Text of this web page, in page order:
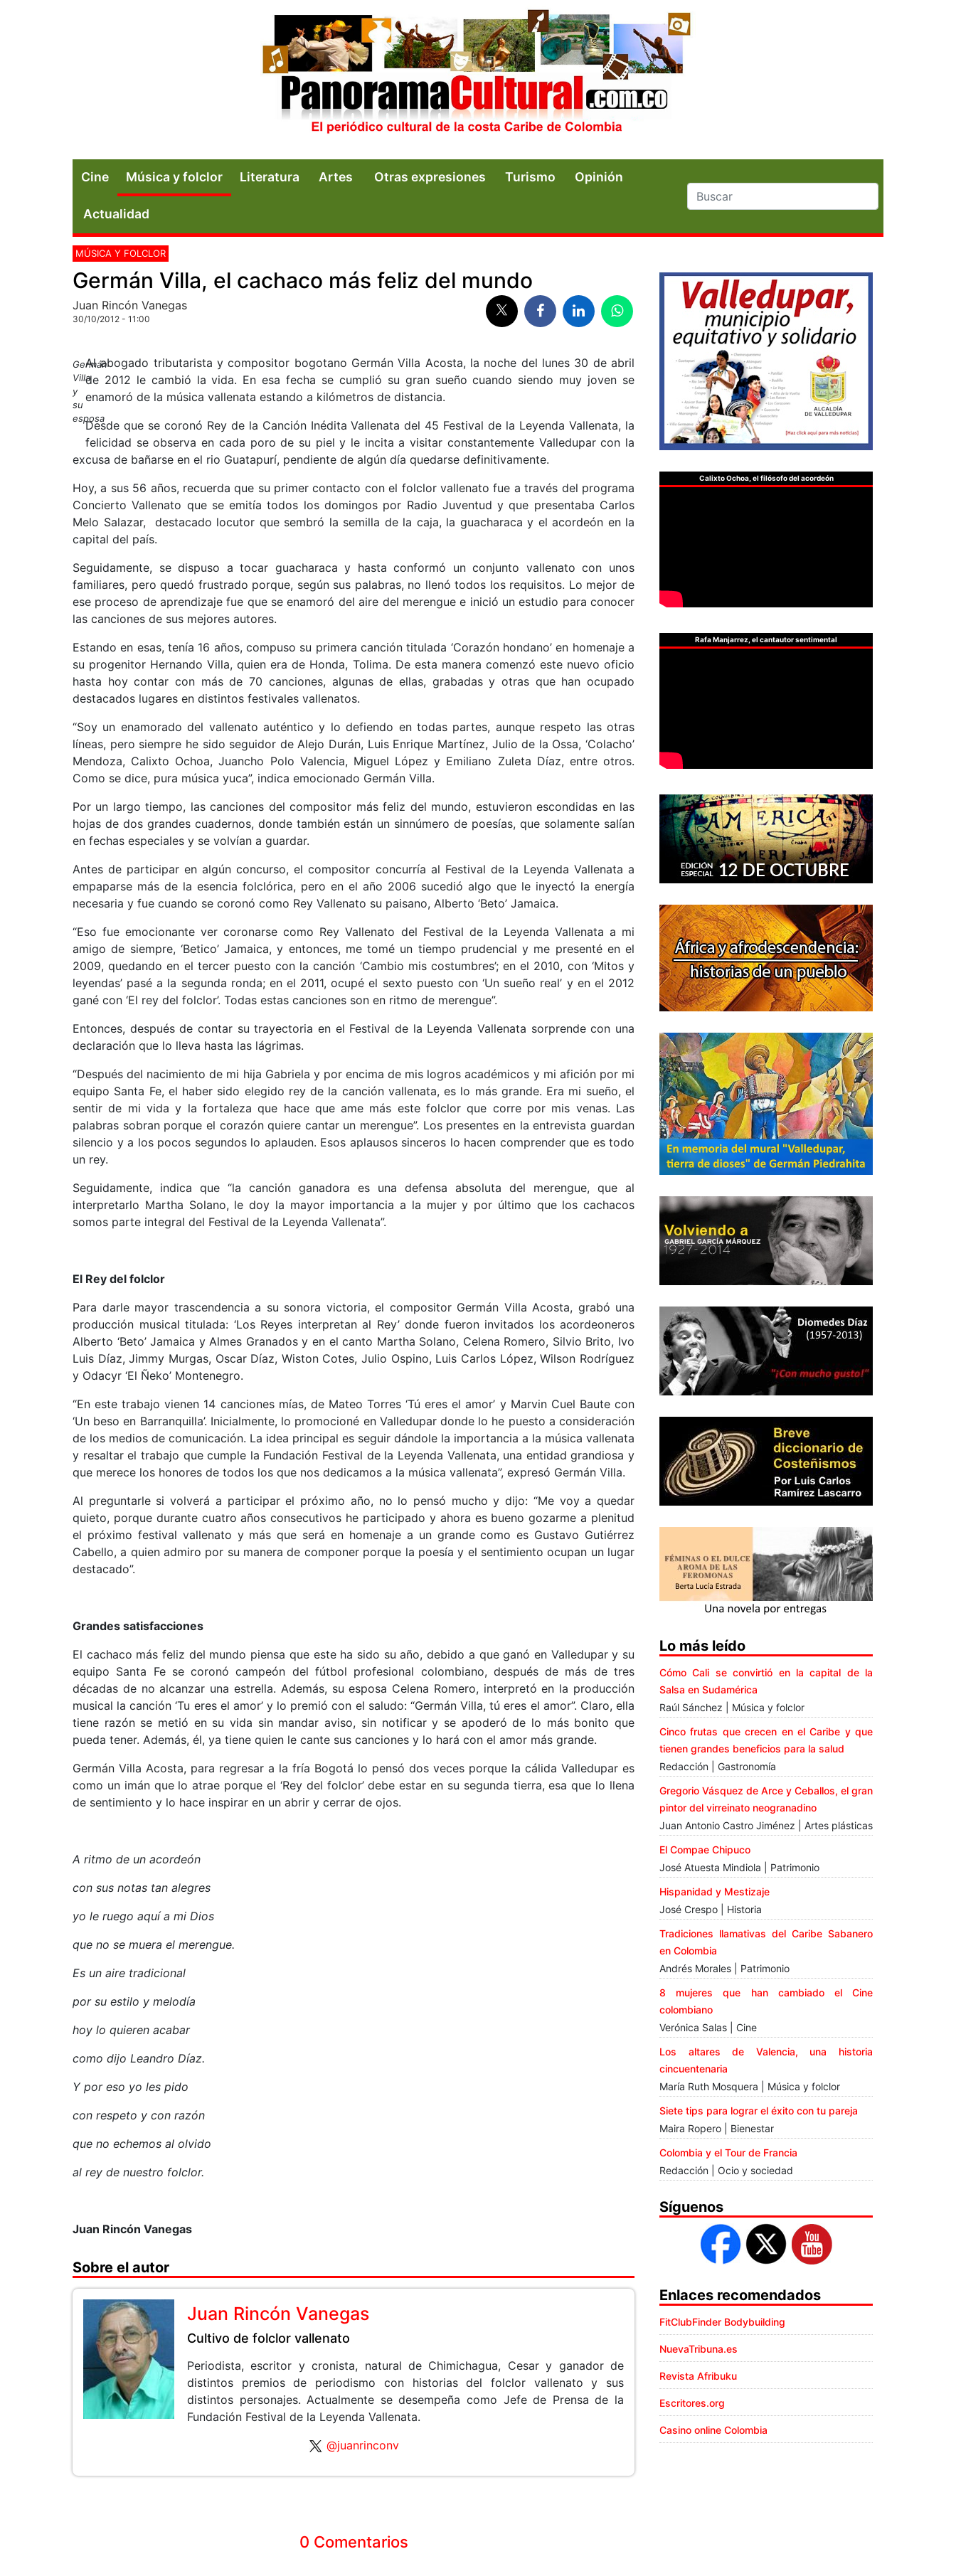
Cine Música y folclor Literatura Artes Otras expresiones Turismo Opinión
Actualidad
MÚSICA Y FOLCLOR
Germán Villa, el cachaco más feliz del mundo
Juan Rincón Vanegas
30/10/2012 - 11:00
Germán
Villa
y
su
esposa
Al abogado tributarista y compositor bogotano Germán Villa Acosta, la noche del lunes 30 de abril
de 2012 le cambió la vida. En esa fecha se cumplió su gran sueño cuando siendo muy joven se
enamoró de la música vallenata estando a kilómetros de distancia.
Desde que se coronó Rey de la Canción Inédita Vallenata del 45 Festival de la Leyenda Vallenata, la
felicidad se observa en cada poro de su piel y le incita a visitar constantemente Valledupar con la
excusa de bañarse en el rio Guatapurí, pendiente de algún día quedarse definitivamente.
Hoy, a sus 56 años, recuerda que su primer contacto con el folclor vallenato fue a través del programa
Concierto Vallenato que se emitía todos los domingos por Radio Juventud y que presentaba Carlos
Melo Salazar, destacado locutor que sembró la semilla de la caja, la guacharaca y el acordeón en la
capital del país.
Seguidamente, se dispuso a tocar guacharaca y hasta conformó un conjunto vallenato con unos
familiares, pero quedó frustrado porque, según sus palabras, no llenó todos los requisitos. Lo mejor de
ese proceso de aprendizaje fue que se enamoró del aire del merengue e inició un estudio para conocer
las canciones de sus mejores autores.
Estando en esas, tenía 16 años, compuso su primera canción titulada ‘Corazón hondano’ en homenaje a
su progenitor Hernando Villa, quien era de Honda, Tolima. De esta manera comenzó este nuevo oficio
hasta hoy contar con más de 70 canciones, algunas de ellas, grabadas y otras que han ocupado
destacados lugares en distintos festivales vallenatos.
“Soy un enamorado del vallenato auténtico y lo defiendo en todas partes, aunque respeto las otras
líneas, pero siempre he sido seguidor de Alejo Durán, Luis Enrique Martínez, Julio de la Ossa, ‘Colacho’
Mendoza, Calixto Ochoa, Juancho Polo Valencia, Miguel López y Emiliano Zuleta Díaz, entre otros.
Como se dice, pura música yuca”, indica emocionado Germán Villa.
Por un largo tiempo, las canciones del compositor más feliz del mundo, estuvieron escondidas en las
hojas de dos grandes cuadernos, donde también están un sinnúmero de poesías, que solamente salían
en fechas especiales y se volvían a guardar.
Antes de participar en algún concurso, el compositor concurría al Festival de la Leyenda Vallenata a
empaparse más de la esencia folclórica, pero en el año 2006 sucedió algo que le inyectó la energía
necesaria y fue cuando se coronó como Rey Vallenato su paisano, Alberto ‘Beto’ Jamaica.
“Eso fue emocionante ver coronarse como Rey Vallenato del Festival de la Leyenda Vallenata a mi
amigo de siempre, ‘Betico’ Jamaica, y entonces, me tomé un tiempo prudencial y me presenté en el
2009, quedando en el tercer puesto con la canción ‘Cambio mis costumbres’; en el 2010, con ‘Mitos y
leyendas’ pasé a la segunda ronda; en el 2011, ocupé el sexto puesto con ‘Un sueño real’ y en el 2012
gané con ‘El rey del folclor’. Todas estas canciones son en ritmo de merengue”.
Entonces, después de contar su trayectoria en el Festival de la Leyenda Vallenata sorprende con una
declaración que lo lleva hasta las lágrimas.
“Después del nacimiento de mi hija Gabriela y por encima de mis logros académicos y mi afición por mi
equipo Santa Fe, el haber sido elegido rey de la canción vallenata, es lo más grande. Era mi sueño, el
sentir de mi vida y la fortaleza que hace que ame más este folclor que corre por mis venas. Las
palabras sobran porque el corazón quiere cantar un merengue”. Los presentes en la entrevista guardan
silencio y a los pocos segundos lo aplauden. Esos aplausos sinceros lo hacen comprender que es todo
un rey.
Seguidamente, indica que “la canción ganadora es una defensa absoluta del merengue, que al
interpretarlo Martha Solano, le doy la mayor importancia a la mujer y por último que los cachacos
somos parte integral del Festival de la Leyenda Vallenata”.
El Rey del folclor
Para darle mayor trascendencia a su sonora victoria, el compositor Germán Villa Acosta, grabó una
producción musical titulada: ‘Los Reyes interpretan al Rey’ donde fueron invitados los acordeoneros
Alberto ‘Beto’ Jamaica y Almes Granados y en el canto Martha Solano, Celena Romero, Silvio Brito, Ivo
Luis Díaz, Jimmy Murgas, Oscar Díaz, Wiston Cotes, Julio Ospino, Luis Carlos López, Wilson Rodríguez
y Odacyr ‘El Ñeko’ Montenegro.
“En este trabajo vienen 14 canciones mías, de Mateo Torres ‘Tú eres el amor’ y Marvin Cuel Baute con
‘Un beso en Barranquilla’. Inicialmente, lo promocioné en Valledupar donde lo he puesto a consideración
de los medios de comunicación. La idea principal es seguir dándole la importancia a la música vallenata
y resaltar el trabajo que cumple la Fundación Festival de la Leyenda Vallenata, una entidad grandiosa y
que merece los honores de todos los que nos dedicamos a la música vallenata”, expresó Germán Villa.
Al preguntarle si volverá a participar el próximo año, no lo pensó mucho y dijo: “Me voy a quedar
quieto, porque durante cuatro años consecutivos he participado y ahora es bueno gozarme a plenitud
el próximo festival vallenato y más que será en homenaje a un grande como es Gustavo Gutiérrez
Cabello, a quien admiro por su manera de componer porque la poesía y el sentimiento ocupan un lugar
destacado”.
Grandes satisfacciones
El cachaco más feliz del mundo piensa que este ha sido su año, debido a que ganó en Valledupar y su
equipo Santa Fe se coronó campeón del fútbol profesional colombiano, después de más de tres
décadas de no alcanzar una estrella. Además, su esposa Celena Romero, interpretó en la producción
musical la canción ‘Tu eres el amor’ y lo premió con el saludo: “Germán Villa, tú eres el amor”. Claro, ella
tiene razón se metió en su vida sin mandar aviso, sin notificar y se apoderó de lo más bonito que
pueda tener. Además, él, ya tiene quien le cante sus canciones y lo hará con el amor más grande.
Germán Villa Acosta, para regresar a la fría Bogotá lo pensó dos veces porque la cálida Valledupar es
como un imán que lo atrae porque el ‘Rey del folclor’ debe estar en su segunda tierra, esa que lo llena
de sentimiento y lo hace inspirar en un abrir y cerrar de ojos.
A ritmo de un acordeón
con sus notas tan alegres
yo le ruego aquí a mi Dios
que no se muera el merengue.
Es un aire tradicional
por su estilo y melodía
hoy lo quieren acabar
como dijo Leandro Díaz.
Y por eso yo les pido
con respeto y con razón
que no echemos al olvido
al rey de nuestro folclor.
Juan Rincón Vanegas
Sobre el autor
Juan Rincón Vanegas
Cultivo de folclor vallenato
Periodista, escritor y cronista, natural de Chimichagua, Cesar y ganador de
distintos premios de periodismo con historias del folclor vallenato y sus
distintos personajes. Actualmente se desempeña como Jefe de Prensa de la
Fundación Festival de la Leyenda Vallenata.
@juanrinconv
0 Comentarios
Calixto Ochoa, el filósofo del acordeón
Rafa Manjarrez, el cantautor sentimental
Lo más leído
Cómo Cali se convirtió en la capital de la
Salsa en Sudamérica
Raúl Sánchez | Música y folclor
Cinco frutas que crecen en el Caribe y que
tienen grandes beneficios para la salud
Redacción | Gastronomía
Gregorio Vásquez de Arce y Ceballos, el gran
pintor del virreinato neogranadino
Juan Antonio Castro Jiménez | Artes plásticas
El Compae Chipuco
José Atuesta Mindiola | Patrimonio
Hispanidad y Mestizaje
José Crespo | Historia
Tradiciones llamativas del Caribe Sabanero
en Colombia
Andrés Morales | Patrimonio
8 mujeres que han cambiado el Cine
colombiano
Verónica Salas | Cine
Los altares de Valencia, una historia
cincuentenaria
María Ruth Mosquera | Música y folclor
Siete tips para lograr el éxito con tu pareja
Maira Ropero | Bienestar
Colombia y el Tour de Francia
Redacción | Ocio y sociedad
Síguenos
Enlaces recomendados
FitClubFinder Bodybuilding
NuevaTribuna.es
Revista Afribuku
Escritores.org
Casino online Colombia